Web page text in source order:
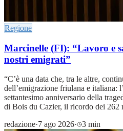
Regione
Marcinelle (FI): “Lavoro e
nostri emigrati”
“C’è una data che, tra le altre,
dell’emigrazione friulana e italiana:
settantesimo anniversario della
di Bois du Cazier, il ricordo dei 262
redazione·7 ago 2026· 3 min